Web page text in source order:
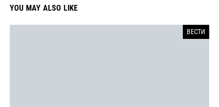
YOU MAY ALSO LIKE
ВЕСТИ